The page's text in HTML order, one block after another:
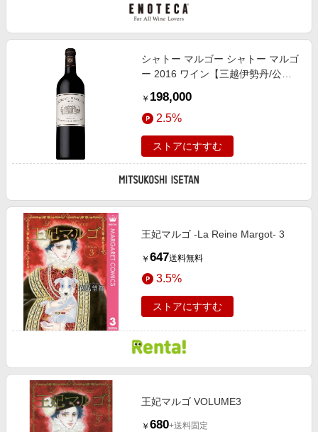
シャトー マルゴー シャトー マルゴ
ー 2016 ワイン【三越伊勢丹/公
￥ 198,000
2.5%
ストアにすすむ
王妃マルゴ -La Reine Margot- 3
￥ 647送料無料
3.5%
ストアにすすむ
王妃マルゴ VOLUME3
￥ 680+送料固定